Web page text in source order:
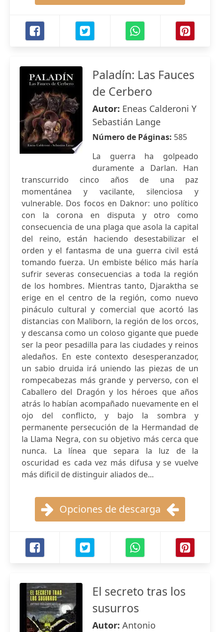
Paladín: Las Fauces
de Cerbero
Autor: Eneas Calderoni Y
Sebastián Lange
Número de Páginas: 585
La guerra ha golpeado
duramente a Darlan. Han
transcurrido cinco años de una paz
momentánea y vacilante, silenciosa y
vulnerable. Dos focos en Daknor: uno político
con la corona en disputa y otro como
consecuencia de una plaga que asola la capital
del reino, están haciendo desestabilizar el
orden y el fantasma de una guerra civil está
tomando fuerza. Un embiste bélico más haría
sufrir severas consecuencias a toda la región
de los hombres. Mientras tanto, Djaraktha se
erige en el centro de la región, como nuevo
pináculo cultural y comercial que acortó las
distancias con Maliborn, la región de los orcos,
y descansa como un coloso gigante que puede
ser la peor pesadilla para las ciudades y reinos
aledaños. En este contexto desesperanzador,
un sabio druida irá uniendo las piezas de un
rompecabezas más grande y perverso, con el
Caballero del Dragón y los héroes que años
atrás lo habían acompañado nuevamente en el
ojo del conflicto, y bajo la sombra y
permanente persecución de la Hermandad de
la Llama Negra, con su objetivo más cerca que
nunca. La línea que separa la luz de la
oscuridad es cada vez más difusa y se vuelve
más dificil de distinguir aliados de...
Opciones de descarga
El secreto tras los
susurros
Autor: Antonio